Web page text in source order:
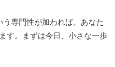
専門性が加われば、あなた
す。まずは今日、小さな一歩